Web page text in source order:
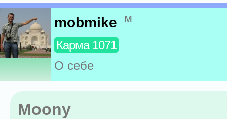
mobmike м
Карма 1071
О себе
Moony